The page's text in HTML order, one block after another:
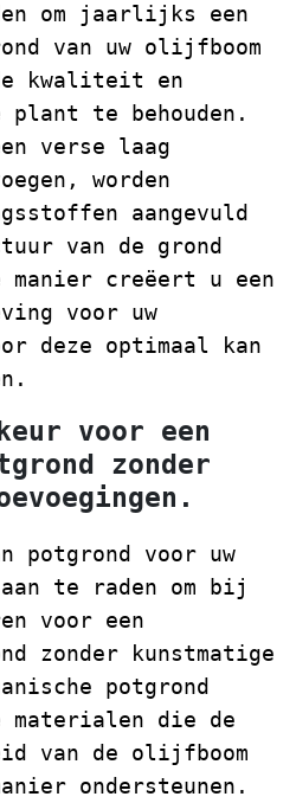
om jaarlijks een
van uw olijfboom
kwaliteit en
te behouden.
verse laag
worden
aangevuld
van de grond
manier creëert u een
voor uw
deze optimaal kan
voor een
zonder
potgrond voor uw
te raden om bij
voor een
zonder kunstmatige
potgrond
die de
van de olijfboom
ondersteunen.